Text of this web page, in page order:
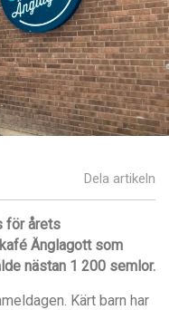
Dela artikeln
för årets
Änglagott som
nästan 1 200 semlor.
Kärt barn har